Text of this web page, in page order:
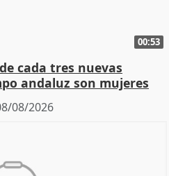
00:53
cada tres nuevas
andaluz son mujeres
08/2026